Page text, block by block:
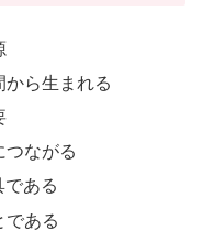
から生まれる
つながる
ある
である